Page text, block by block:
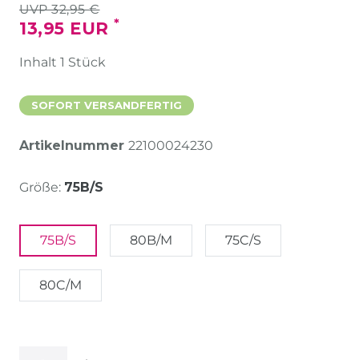
UVP 32,95 €
13,95 EUR *
Inhalt 1 Stück
SOFORT VERSANDFERTIG
Artikelnummer 22100024230
Größe: 75B/S
75B/S 80B/M 75C/S
80C/M